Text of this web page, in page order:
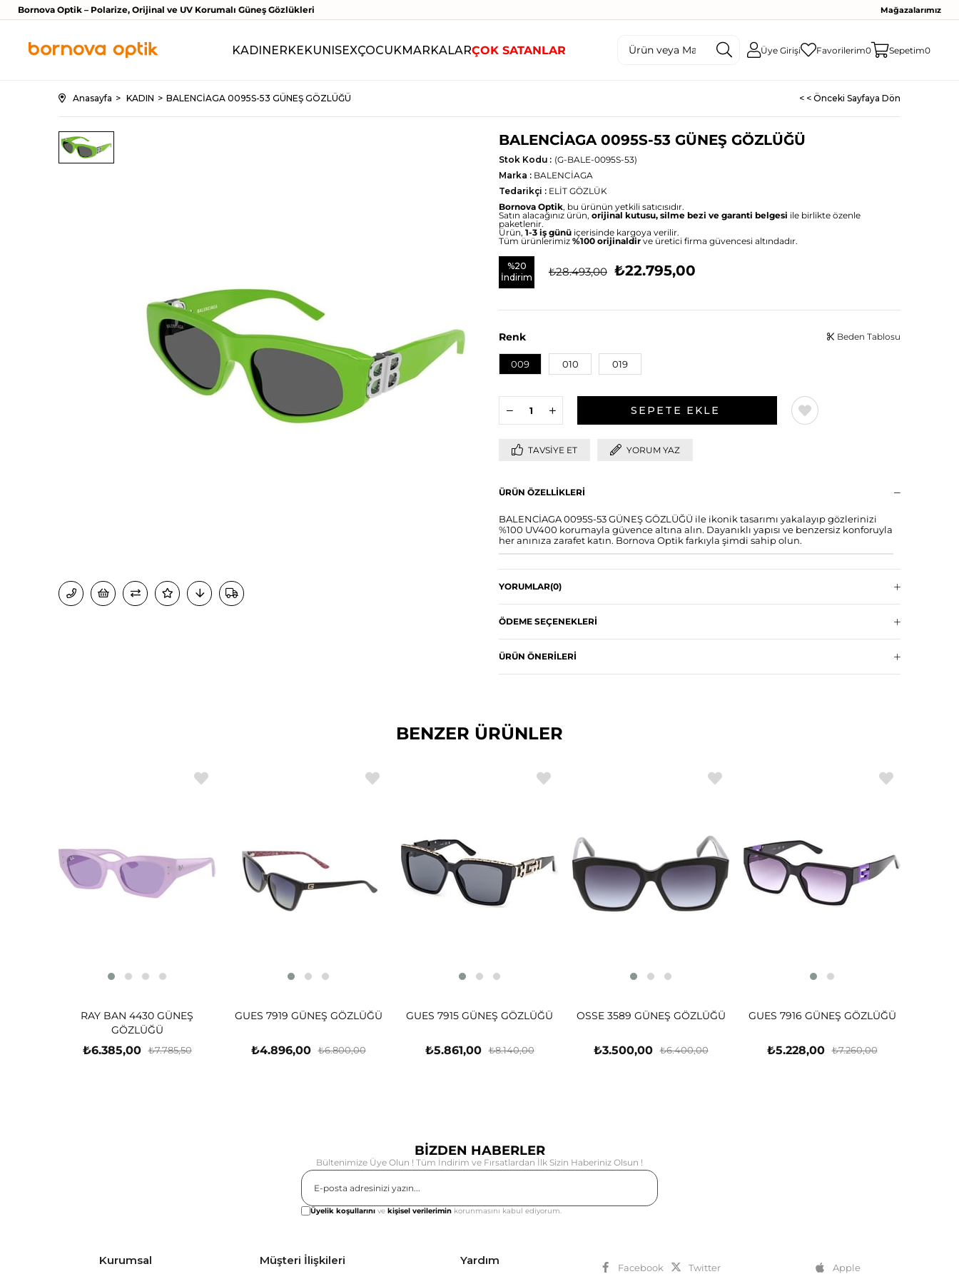
Bornova Optik – Polarize, Orijinal ve UV Korumalı Güneş Gözlükleri Mağazalarımız
KADINERKEKUNISEXÇOCUKMARKALARÇOK SATANLAR Üye Girişi Favorilerim0 Sepetim0
Anasayfa KADIN BALENCİAGA 0095S-53 GÜNEŞ GÖZLÜĞÜ < < Önceki Sayfaya Dön
BALENCİAGA 0095S-53 GÜNEŞ GÖZLÜĞÜ
(G-BALE-0095S-53)
Stok Kodu
Marka : BALENCİAGA
Tedarikçi : ELİT GÖZLÜK
Bornova Optik, bu ürünün yetkili satıcısıdır.
Satın alacağınız ürün, orijinal kutusu, silme bezi ve garanti belgesi ile birlikte özenle
paketlenir.
Ürün, 1-3 iş günü içerisinde kargoya verilir.
Tüm ürünlerimiz %100 orijinaldirve üretici firma güvencesi altındadır.
%20
İndirim
₺28.493,00 ₺22.795,00
Renk
009 010 019
Beden Tablosu
TAVSIYE ET YORUM YAZ
ÜRÜN ÖZELLIKLERI
BALENCİAGA 0095S-53 GÜNEŞ GÖZLÜĞÜ ile ikonik tasarımı yakalayıp gözlerinizi
%100 UV400 korumayla güvence altına alın. Dayanıklı yapısı ve benzersiz konforuyla
her anınıza zarafet katın. Bornova Optik farkıyla şimdi sahip olun.
YORUMLAR(0)
ÖDEME SEÇENEKLERI
ÜRÜN ÖNERILERI
BENZER ÜRÜNLER
RAY BAN 4430 GÜNEŞ
GÖZLÜĞÜ
₺6.385,00 ₺7.785,50
GUES 7919 GÜNEŞ GÖZLÜĞÜ
₺4.896,00 ₺6.800,00
GUES 7915 GÜNEŞ GÖZLÜĞÜ
₺5.861,00 ₺8.140,00
OSSE 3589 GÜNEŞ GÖZLÜĞÜ
₺3.500,00 ₺6.400,00
GUES 7916 GÜNEŞ GÖZLÜĞÜ
₺5.228,00 ₺7.260,00
BİZDEN HABERLER
Bültenimize Üye Olun ! Tüm İndirim ve Fırsatlardan İlk Sizin Haberiniz Olsun !
Üyelik koşullarını ve kişisel verilerimin korunmasını kabul ediyorum.
Kurumsal Müşteri İlişkileri Yardım
Facebook Twitter Apple